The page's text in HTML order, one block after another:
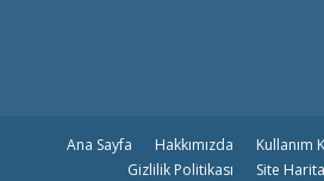
Ana Sayfa Hakkımızda Kullanım
Gizlilik Politikası
Site